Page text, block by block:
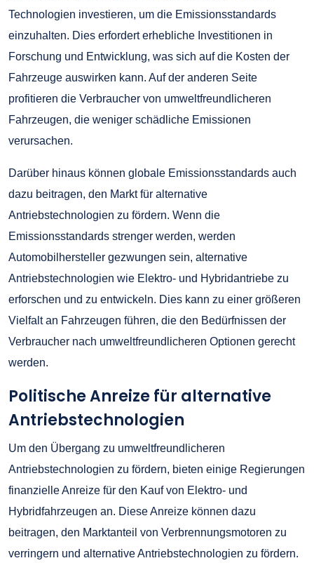
Technologien investieren, um die Emissionsstandards
einzuhalten. Dies erfordert erhebliche Investitionen in
Forschung und Entwicklung, was sich auf die Kosten der
Fahrzeuge auswirken kann. Auf der anderen Seite
profitieren die Verbraucher von umweltfreundlicheren
Fahrzeugen, die weniger schädliche Emissionen
verursachen.
Darüber hinaus können globale Emissionsstandards auch
dazu beitragen, den Markt für alternative
Antriebstechnologien zu fördern. Wenn die
Emissionsstandards strenger werden, werden
Automobilhersteller gezwungen sein, alternative
Antriebstechnologien wie Elektro- und Hybridantriebe zu
erforschen und zu entwickeln. Dies kann zu einer größeren
Vielfalt an Fahrzeugen führen, die den Bedürfnissen der
Verbraucher nach umweltfreundlicheren Optionen gerecht
werden.
Politische Anreize für alternative
Antriebstechnologien
Um den Übergang zu umweltfreundlicheren
Antriebstechnologien zu fördern, bieten einige Regierungen
finanzielle Anreize für den Kauf von Elektro- und
Hybridfahrzeugen an. Diese Anreize können dazu
beitragen, den Marktanteil von Verbrennungsmotoren zu
verringern und alternative Antriebstechnologien zu fördern.